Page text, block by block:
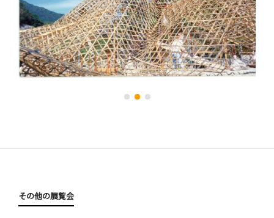
その他の展覧会